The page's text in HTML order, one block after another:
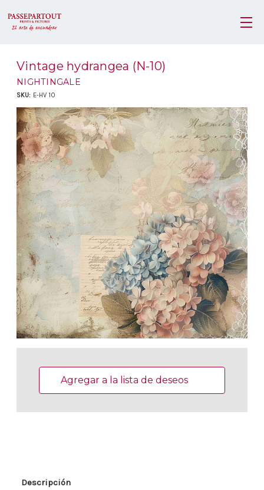
Vintage hydrangea (N-10)
NIGHTINGALE
SKU: E-HV 10
actuales:Agregar a la lista de deseos
Descripción